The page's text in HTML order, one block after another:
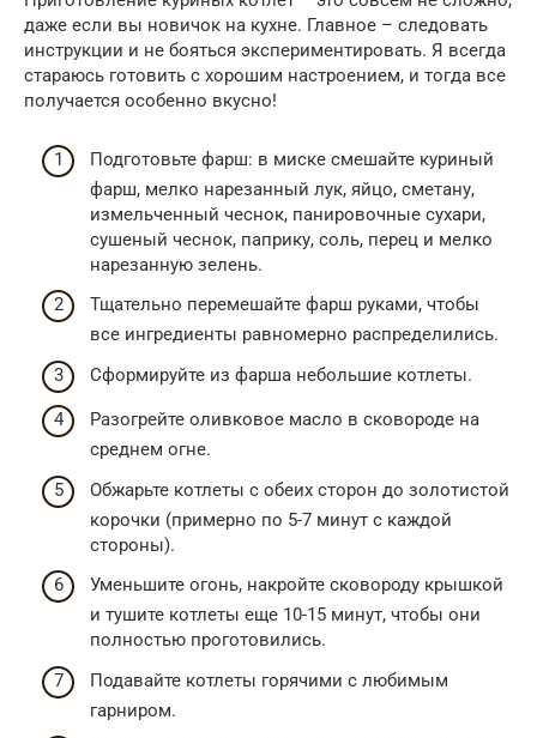
даже если вы новичок на кухне. Главное – следовать
инструкции и не бояться экспериментировать. Я всегда
стараюсь готовить с хорошим настроением, и тогда все
получается особенно вкусно!
Подготовьте фарш: в миске смешайте куриный
фарш, мелко нарезанный лук, яйцо, сметану,
измельченный чеснок, панировочные сухари,
сушеный чеснок, паприку, соль, перец и мелко
нарезанную зелень.
Тщательно перемешайте фарш руками, чтобы
все ингредиенты равномерно распределились.
Сформируйте из фарша небольшие котлеты.
Разогрейте оливковое масло в сковороде на
среднем огне.
Обжарьте котлеты с обеих сторон до золотистой
корочки (примерно по 5-7 минут с каждой
стороны).
Уменьшите огонь, накройте сковороду крышкой
и тушите котлеты еще 10-15 минут, чтобы они
полностью проготовились.
Подавайте котлеты горячими с любимым
гарниром.